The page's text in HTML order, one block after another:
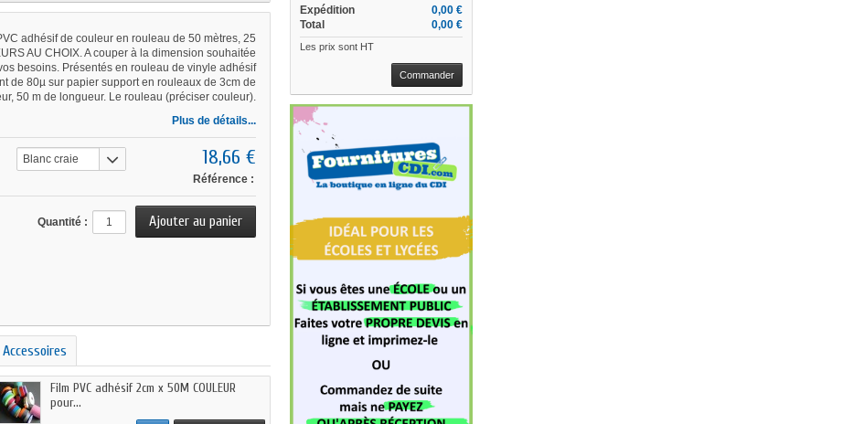
adhésif de couleur en rouleau de 50 mètres, 25
AU CHOIX. A couper à la dimension souhaitée
besoins. Présentés en rouleau de vinyle adhésif
de 80µ sur papier support en rouleaux de 3cm de
50 m de longueur. Le rouleau (préciser couleur).
Plus de détails...
Blanc craie 18,66 €
Référence :
Quantité :
Accessoires
Film PVC adhésif 2cm x 50M COULEUR
pour...
Expédition
0,00 €
Total
0,00 €
Les prix sont HT
Commander